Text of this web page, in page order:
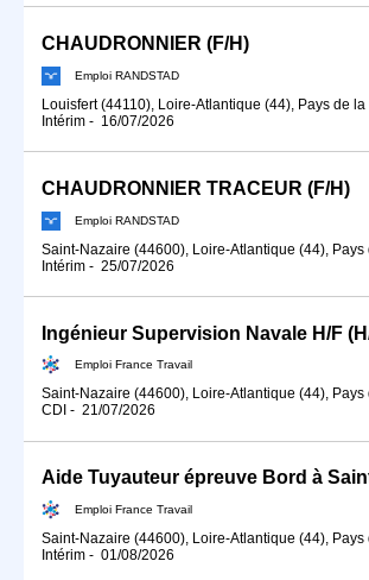
CHAUDRONNIER (F/H)
Emploi RANDSTAD
Louisfert (44110), Loire-Atlantique (44), Pays de la
Intérim - 16/07/2026
CHAUDRONNIER TRACEUR (F/H)
Emploi RANDSTAD
Saint-Nazaire (44600), Loire-Atlantique (44), Pays
Intérim - 25/07/2026
Ingénieur Supervision Navale H/F
Emploi France Travail
Saint-Nazaire (44600), Loire-Atlantique (44), Pays
CDI - 21/07/2026
Emploi France Travail
Saint-Nazaire (44600), Loire-Atlantique (44), Pays
Intérim - 01/08/2026